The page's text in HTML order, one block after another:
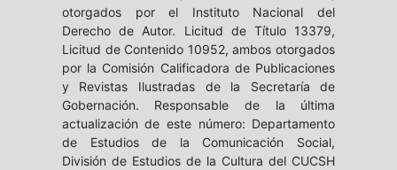
otorgados por el Instituto Nacional del
Derecho de Autor. Licitud de Título 13379,
Licitud de Contenido 10952, ambos otorgados
por la Comisión Calificadora de Publicaciones
y Revistas Ilustradas de la Secretaría de
Gobernación. Responsable de la última
actualización de este número: Departamento
de Estudios de la Comunicación Social,
División de Estudios de la Cultura del CUCSH